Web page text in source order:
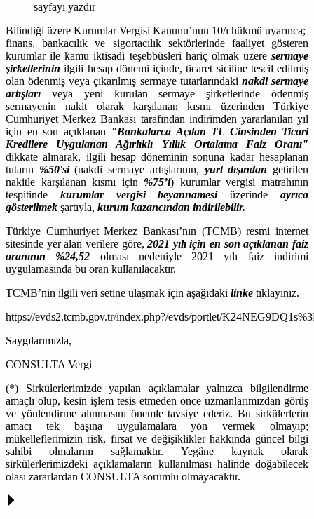
sayfayı yazdır
Bilindiği üzere Kurumlar Vergisi Kanunu’nun 10/ı hükmü uyarınca;
finans, bankacılık ve sigortacılık sektörlerinde faaliyet gösteren
kurumlar ile kamu iktisadi teşebbüsleri hariç olmak üzere sermaye
şirketlerinin ilgili hesap dönemi içinde, ticaret siciline tescil edilmiş
olan ödenmiş veya çıkarılmış sermaye tutarlarındaki nakdi sermaye
artışları veya yeni kurulan sermaye şirketlerinde ödenmiş
sermayenin nakit olarak karşılanan kısmı üzerinden Türkiye
Cumhuriyet Merkez Bankası tarafından indirimden yararlanılan yıl
için en son açıklanan "Bankalarca Açılan TL Cinsinden Ticari
Kredilere Uygulanan Ağırlıklı Yıllık Ortalama Faiz Oranı"
dikkate alınarak, ilgili hesap döneminin sonuna kadar hesaplanan
tutarın %50'si(nakdi sermaye artışlarının, yurt dışından getirilen
nakitle karşılanan kısmı için %75’i) kurumlar vergisi matrahının
tespitinde kurumlar vergisi beyannamesiüzerindeayrıca
gösterilmek şartıyla, kurum kazancından indirilebilir.
Türkiye Cumhuriyet Merkez Bankası’nın (TCMB) resmi internet
sitesinde yer alan verilere göre,2021 yılı için en son açıklanan faiz
oranının %24,52 olması nedeniyle 2021 yılı faiz indirimi
uygulamasında bu oran kullanılacaktır.
TCMB’nin ilgili veri setine ulaşmak için aşağıdaki linke tıklayınız.
https://evds2.tcmb.gov.tr/index.php?/evds/portlet/
Saygılarımızla,
CONSULTA Vergi
(*) Sirkülerlerimizde yapılan açıklamalar yalnızca bilgilendirme
amaçlı olup, kesin işlem tesis etmeden önce uzmanlarımızdan görüş
ve yönlendirme alınmasını önemle tavsiye ederiz. Bu sirkülerlerin
amacı tek başına uygulamalara yön vermek olmayıp;
mükelleflerimizin risk, fırsat ve değişiklikler hakkında güncel bilgi
sahibi olmalarını sağlamaktır. Yegâne kaynak olarak
sirkülerlerimizdeki açıklamaların kullanılması halinde doğabilecek
olası zararlardan CONSULTA sorumlu olmayacaktır.